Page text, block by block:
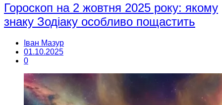
Гороскоп на 2 жовтня 2025 року: якому
знаку Зодіаку особливо пощастить
Іван Мазур
01.10.2025
0